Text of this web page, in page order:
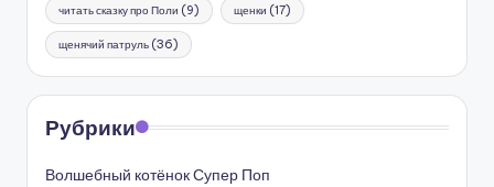
читать сказку про Поли (9) щенки (17)
щенячий патруль (36)
Рубрики
Волшебный котёнок Супер Поп